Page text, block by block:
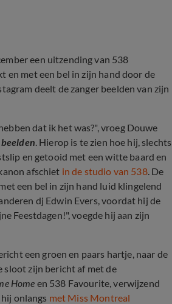
een uitzending van 538
en met een bel in zijn hand door de
deelt de zanger beelden van zijn
dat ik het was?", vroeg Douwe
. Hierop is te zien hoe hij, slechts
en getooid met een witte baard en
afschiet in de studio van 538. De
een bel in zijn hand luid klingelend
dj Edwin Evers, voordat hij de
Feestdagen!", voegde hij aan zijn
een groen en paars hartje, naar de
sloot zijn bericht af met de
Home en 538 Favourite, verwijzend
onlangs met Miss Montreal